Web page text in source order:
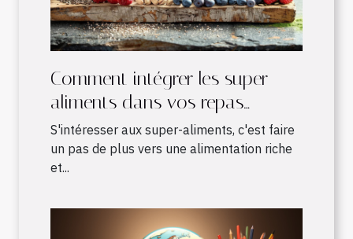
Comment intégrer les super-
aliments dans vos repas
quotidiens
S'intéresser aux super-aliments, c'est faire
un pas de plus vers une alimentation riche
et...